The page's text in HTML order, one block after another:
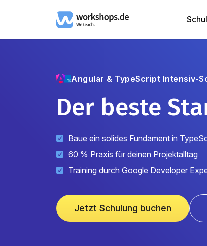
Angular & TypeScript Intensiv-
Der beste
Baue ein solides Fundament in
60 % Praxis für deinen Projektalltag
Training durch Google Developer
Jetzt Schulung buchen